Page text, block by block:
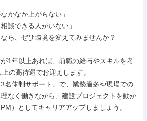
かなか上がらない」
談できる人がいない」
ら、ぜひ環境を変えてみませんか？
1年以上あれば、前職の給与やスキルを考
の高待遇でお迎えします。
名体制サポート」で、業務過多や現場での
なく働きながら、建設プロジェクトを動か
）としてキャリアアップしましょう。